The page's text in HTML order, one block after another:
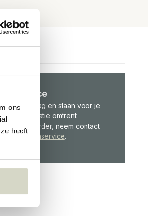
ons
heeft
je graag en staan voor je
Voor informatie omtrent
of je order, neem contact
deKlantenservice.